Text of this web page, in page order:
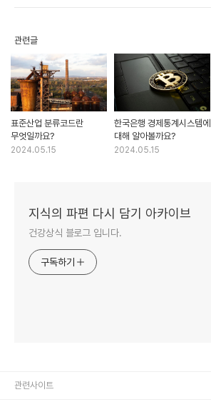
관련글
표준산업 분류코드란
무엇일까요?
2024.05.15
한국은행 경제통계시스템에
대해 알아볼까요?
2024.05.15
지식의 파편 다시 담기 아카이브
건강상식 블로그 입니다.
구독하기
관련사이트